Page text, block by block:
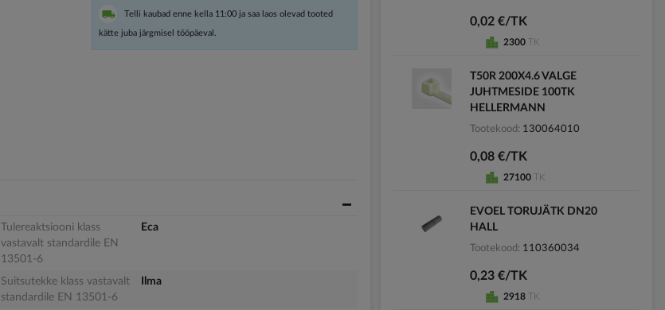
Telli kaubad enne kella 11:00 ja saa laos olevad tooted
kätte juba järgmisel tööpäeval.
Tulereaktsiooni klass
vastavalt standardile EN
13501-6
Eca
Suitsutekke klass vastavalt
standardile EN 13501-6
Ilma
0,02 €/TK
2300 TK
T50R 200X4.6 VALGE
JUHTMESIDE 100TK
HELLERMANN
Tootekood 130064010
0,08 €/TK
27100 TK
EVOEL TORUJÄTK DN20
HALL
Tootekood 110360034
0,23 €/TK
2918 TK